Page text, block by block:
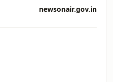
newsonair.gov.in